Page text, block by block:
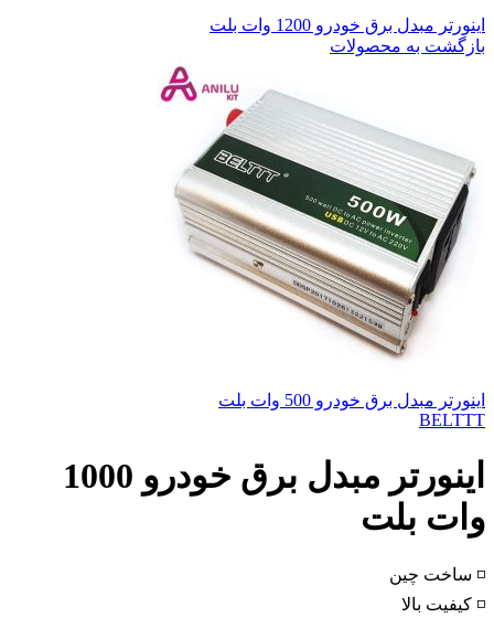
اینورتر مبدل برق خودرو 1200 وات بلت
بازگشت به محصولات
اینورتر مبدل برق خودرو 500 وات بلت
BELTTT
اینورتر مبدل برق خودرو 1000
وات بلت
◽ ساخت چین
◽ کیفیت بالا